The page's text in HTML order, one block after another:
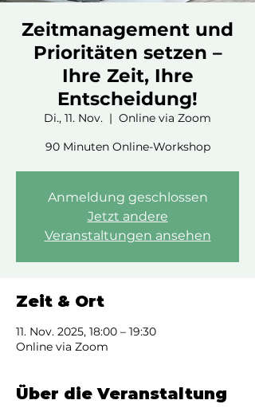
Zeitmanagement und
Prioritäten setzen –
Ihre Zeit, Ihre
Entscheidung!
Di., 11. Nov.
  |
Online via Zoom
90 Minuten Online-Workshop
Anmeldung geschlossen
Jetzt andere
Veranstaltungen ansehen
Zeit & Ort
11. Nov. 2025, 18:00 – 19:30
Online via Zoom
Über die Veranstaltung